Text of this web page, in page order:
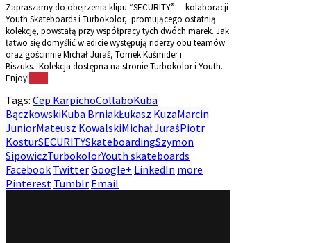
Zapraszamy do obejrzenia klipu “SECURITY” – kolaboracji
Youth Skateboards i Turbokolor, promującego ostatnią
kolekcję, powstałą przy współpracy tych dwóch marek. Jak
łatwo się domyślić w edicie występują riderzy obu teamów
oraz gościnnie Michał Juraś, Tomek Kuśmider i
Biszuks. Kolekcja dostępna na stronie Turbokolor i Youth.
Enjoy!
Tags: Cep KarpichoCollaboKuba
BączkowskiKuba BrniakŁukasz KuzaMarcin
JuniorMateusz KowalskiMichał JuraśPiotr
KosturSECURITYSkateboardingSzymon
SipowiczTurbokolorYouth skateboards
Facebook TwitterGoogle+ LinkedIn more
Pinterest Tumblr Email